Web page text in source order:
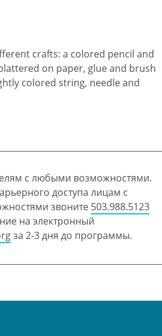
с любыми возможностями.
доступа лицам с
звоните 503.988.5123
на электронный
за 2-3 дня до программы.